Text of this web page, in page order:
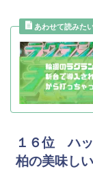
１６位 ハ
柏の美味し